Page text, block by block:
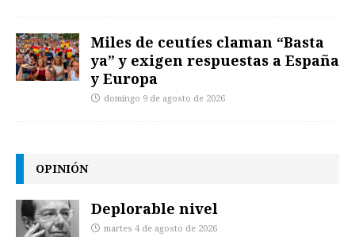
Miles de ceutíes claman “Basta
ya” y exigen respuestas a España
y Europa
domingo 9 de agosto de 2026
OPINIÓN
Deplorable nivel
martes 4 de agosto de 2026